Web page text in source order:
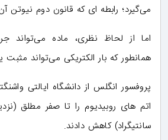
می‌گیرد؛ رابطه ای که قانون دوم نیوتن
اما از لحاظ نظری، ماده می‌تواند
همانطور که بار الکتریکی می‌تواند مثبت
پروفسور انگلس از دانشگاه ایالتی
سانتیگراد) کاهش دادند.